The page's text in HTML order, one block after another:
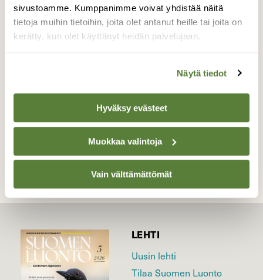
sivustoamme. Kumppanimme voivat yhdistää näitä
tietoja muihin tietoihin, joita olet antanut heille tai joita on
kerätty, kun olet käyttänyt heidän palvelujaan.
Näytä tiedot
Hyväksy evästeet
Muokkaa valintoja
Vain välttämättömät
Pikkuruinen pikkukultasiipi pietaryrtin
kukinnolla...vielä on perhoskesää jäljellä.
Valokuvaaja: Jaana Talvinen, Heinola 28.8.2016
TAKAISIN LISTAAN
LEHTI
Uusin lehti
Tilaa Suomen Luonto